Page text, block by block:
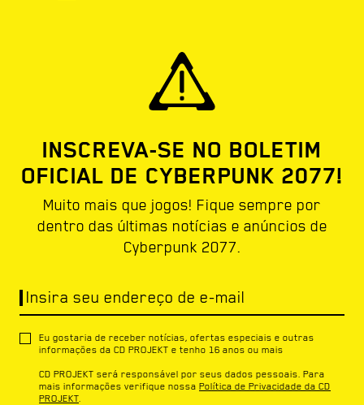
INSCREVA-SE NO BOLETIM
OFICIAL DE CYBERPUNK 2077!
Muito mais que jogos! Fique sempre por
dentro das últimas notícias e anúncios de
Cyberpunk 2077.
Insira seu endereço de e-mail
Eu gostaria de receber notícias, ofertas especiais e outras
informações da CD PROJEKT e tenho 16 anos ou mais
CD PROJEKT será responsável por seus dados pessoais. Para
mais informações verifique nossa Política de Privacidade da CD
PROJEKT.